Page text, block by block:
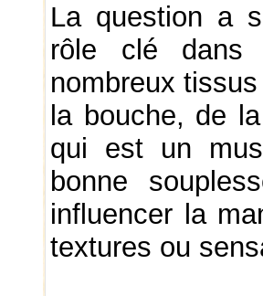
La question a
rôle clé dans
nombreux
la bouche, de
qui est un
bonne
influencer la
textures ou